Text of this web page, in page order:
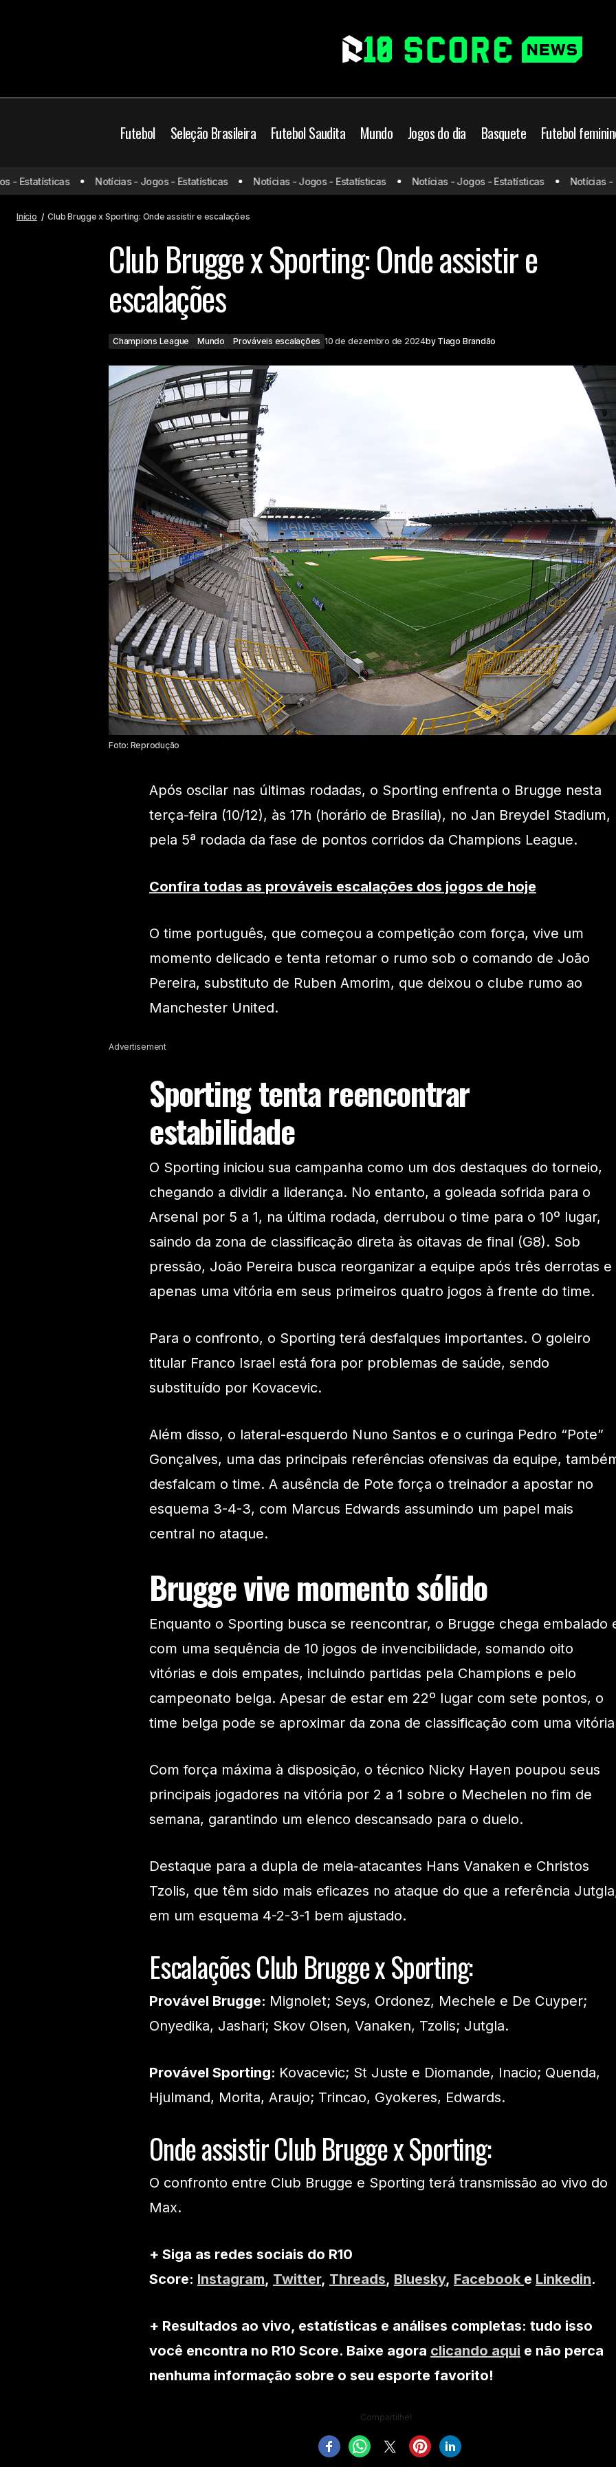
Futebol Seleção Brasileira Futebol Saudita Mundo Jogos do dia Basquete Futebol
RB Leipzig x Aston Villa: onde assistir e
escalações
Champions League Mundo Prováveis escalações Club Brugge x Sporting: Onde
Estatísticas Notícias - Jogos - Estatísticas Notícias - Jogos - Estatísticas Notícias - Jogos - Estatísticas Notícias -
Início Club Brugge x Sporting: Onde assistir e escalações
Club Brugge x Sporting: Onde assistir e
escalações
Champions League Mundo Prováveis escalações 10 de dezembro de 2024by Tiago Brandão
Foto: Reprodução
Após oscilar nas últimas rodadas, o Sporting enfrenta o Brugge nesta
terça-feira (10/12), às 17h (horário de Brasília), no Jan Breydel Stadium,
pela 5ª rodada da fase de pontos corridos da Champions League.
Confira todas as prováveis escalações dos jogos de hoje
O time português, que começou a competição com força, vive um
momento delicado e tenta retomar o rumo sob o comando de João
Pereira, substituto de Ruben Amorim, que deixou o clube rumo ao
Manchester United.
Advertisement
Sporting tenta reencontrar
estabilidade
O Sporting iniciou sua campanha como um dos destaques do torneio,
chegando a dividir a liderança. No entanto, a goleada sofrida para o
Arsenal por 5 a 1, na última rodada, derrubou o time para o 10º lugar,
saindo da zona de classificação direta às oitavas de final (G8). Sob
pressão, João Pereira busca reorganizar a equipe após três derrotas e
apenas uma vitória em seus primeiros quatro jogos à frente do time.
Para o confronto, o Sporting terá desfalques importantes. O goleiro
titular Franco Israel está fora por problemas de saúde, sendo
substituído por Kovacevic.
Além disso, o lateral-esquerdo Nuno Santos e o curinga Pedro “Pote”
Gonçalves, uma das principais referências ofensivas da equipe,
desfalcam o time. A ausência de Pote força o treinador a apostar no
esquema 3-4-3, com Marcus Edwards assumindo um papel mais
central no ataque.
Brugge vive momento sólido
Enquanto o Sporting busca se reencontrar, o Brugge chega embalado
com uma sequência de 10 jogos de invencibilidade, somando oito
vitórias e dois empates, incluindo partidas pela Champions e pelo
campeonato belga. Apesar de estar em 22º lugar com sete pontos, o
time belga pode se aproximar da zona de classificação com uma
Com força máxima à disposição, o técnico Nicky Hayen poupou seus
principais jogadores na vitória por 2 a 1 sobre o Mechelen no fim de
semana, garantindo um elenco descansado para o duelo.
Destaque para a dupla de meia-atacantes Hans Vanaken e Christos
Tzolis, que têm sido mais eficazes no ataque do que a referência
em um esquema 4-2-3-1 bem ajustado.
Escalações Club Brugge x Sporting:
Provável Brugge: Mignolet; Seys, Ordonez, Mechele e De Cuyper;
Onyedika, Jashari; Skov Olsen, Vanaken, Tzolis; Jutgla.
Provável Sporting: Kovacevic; St Juste e Diomande, Inacio; Quenda,
Hjulmand, Morita, Araujo; Trincao, Gyokeres, Edwards.
Onde assistir Club Brugge x Sporting:
O confronto entre Club Brugge e Sporting terá transmissão ao vivo do
Max.
+ Siga as redes sociais do R10
Score: Instagram, Twitter, Threads, Bluesky, Facebook e Linkedin.
+ Resultados ao vivo, estatísticas e análises completas: tudo isso
você encontra no R10 Score. Baixe agora clicando aqui e não perca
nenhuma informação sobre o seu esporte favorito!
Compartilhe!